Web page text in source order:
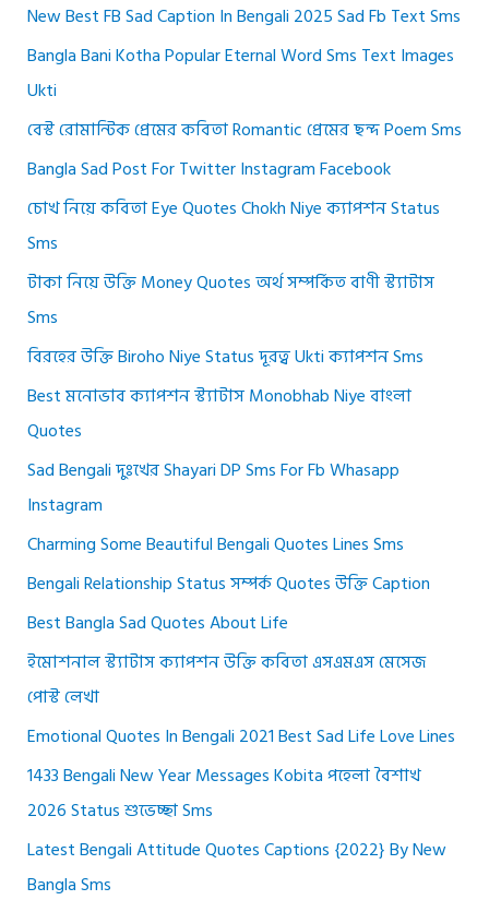
New Best FB Sad Caption In Bengali 2025 Sad Fb Text Sms
Bangla Bani Kotha Popular Eternal Word Sms Text Images
Ukti
বেস্ট রোমান্টিক প্রেমের কবিতা Romantic প্রেমের ছন্দ Poem Sms
Bangla Sad Post For Twitter Instagram Facebook
চোখ নিয়ে কবিতা Eye Quotes Chokh Niye ক্যাপশন Status
Sms
টাকা নিয়ে উক্তি Money Quotes অর্থ সম্পর্কিত বাণী স্ট্যাটাস
Sms
বিরহের উক্তি Biroho Niye Status দূরত্ব Ukti ক্যাপশন Sms
Best মনোভাব ক্যাপশন স্ট্যাটাস Monobhab Niye বাংলা
Quotes
Sad Bengali দুঃখের Shayari DP Sms For Fb Whasapp
Instagram
Charming Some Beautiful Bengali Quotes Lines Sms
Bengali Relationship Status সম্পর্ক Quotes উক্তি Caption
Best Bangla Sad Quotes About Life
ইমোশনাল স্ট্যাটাস ক্যাপশন উক্তি কবিতা এসএমএস মেসেজ
পোস্ট লেখা
Emotional Quotes In Bengali 2021 Best Sad Life Love Lines
1433 Bengali New Year Messages Kobita পহেলা বৈশাখ
2026 Status শুভেচ্ছা Sms
Latest Bengali Attitude Quotes Captions {2022} By New
Bangla Sms